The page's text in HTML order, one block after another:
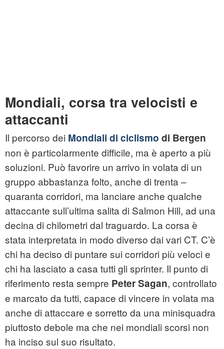
Mondiali, corsa tra velocisti e
attaccanti
Il percorso dei Mondiali di ciclismo di Bergen
non è particolarmente difficile, ma è aperto a più
soluzioni. Può favorire un arrivo in volata di un
gruppo abbastanza folto, anche di trenta –
quaranta corridori, ma lanciare anche qualche
attaccante sull’ultima salita di Salmon Hill, ad una
decina di chilometri dal traguardo. La corsa è
stata interpretata in modo diverso dai vari CT. C’è
chi ha deciso di puntare sui corridori più veloci e
chi ha lasciato a casa tutti gli sprinter. Il punto di
riferimento resta sempre Peter Sagan, controllato
e marcato da tutti, capace di vincere in volata ma
anche di attaccare e sorretto da una minisquadra
piuttosto debole ma che nei mondiali scorsi non
ha inciso sul suo risultato.